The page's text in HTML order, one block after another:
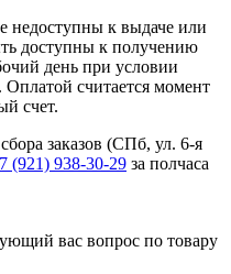
недоступны к выдаче или
доступны к получению
день при условии
считается момент
счет.
заказов (СПб, ул. 6-я
(921) 938-30-29 за полчаса
вас вопрос по товару